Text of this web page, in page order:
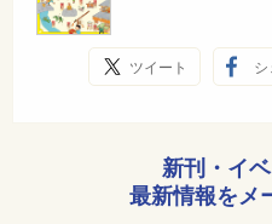
ツイート
新刊・イベ
最新情報をメ